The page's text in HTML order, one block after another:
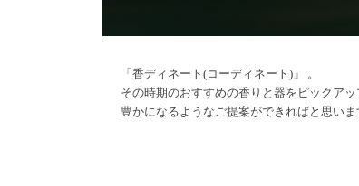
「香ディネート(コーディネート)」 。
その時期のおすすめの香りと器をピックア
豊かになるようなご提案ができればと思いま